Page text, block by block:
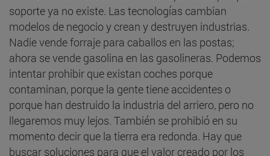
soporte ya no existe. Las tecnologías cambian
modelos de negocio y crean y destruyen industrias.
Nadie vende forraje para caballos en las postas;
ahora se vende gasolina en las gasolineras. Podemos
intentar prohibir que existan coches porque
contaminan, porque la gente tiene accidentes o
porque han destruido la industria del arriero, pero no
llegaremos muy lejos. También se prohibió en su
momento decir que la tierra era redonda. Hay que
buscar soluciones para que el valor creado por los